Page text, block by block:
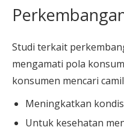
Studi terkait
mengamati pola
konsumen mencari
Meningkatkan
Untuk kesehatan